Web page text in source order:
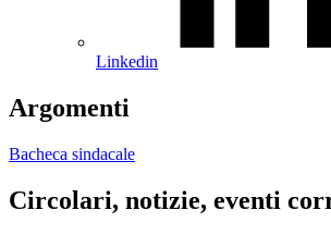
Linkedin
Argomenti
Bacheca sindacale
Circolari, notizie, eventi